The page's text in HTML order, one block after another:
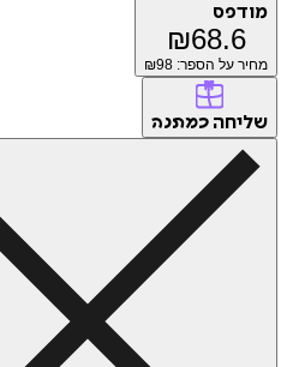
מודפס
₪68.6
מחיר על הספר: ₪ 98
שליחה כמתנה